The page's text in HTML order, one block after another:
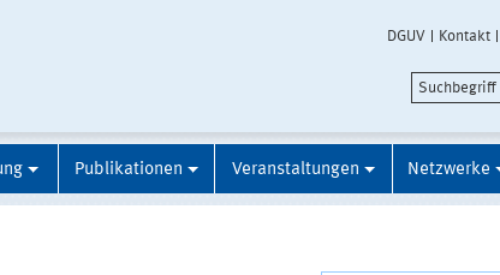
DGUV Kontakt
Publikationen Veranstaltungen Netzwerke